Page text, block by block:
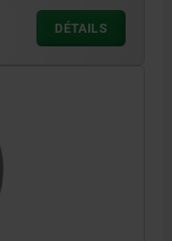
DÉTAILS